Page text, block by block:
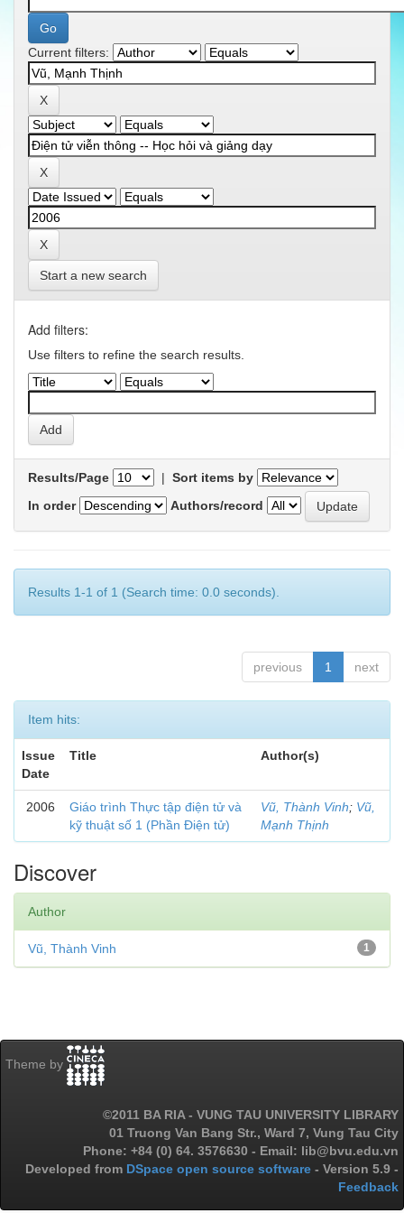
Current filters:
Start a new search
Add filters:
Use filters to refine the search results.
Results/Page | Sort items by
In order
Authors/record
Results 1-1 of 1 (Search time: 0.0 seconds).
previous 1 next
Item hits:
Issue
Date
Title Author(s)
2006
Giáo trình Thực tập điện tử và
kỹ thuật số 1 (Phần Điện tử)
Vũ, Thành Vinh; Vũ,
Mạnh Thịnh
Discover
Author
1
Vũ, Thành Vinh
Theme by
©2011 BA RIA - VUNG TAU UNIVERSITY LIBRARY
01 Truong Van Bang Str., Ward 7, Vung Tau City
Phone: +84 (0) 64. 3576630 - Email: lib@bvu.edu.vn
Developed from DSpace open source software - Version 5.9 -
Feedback